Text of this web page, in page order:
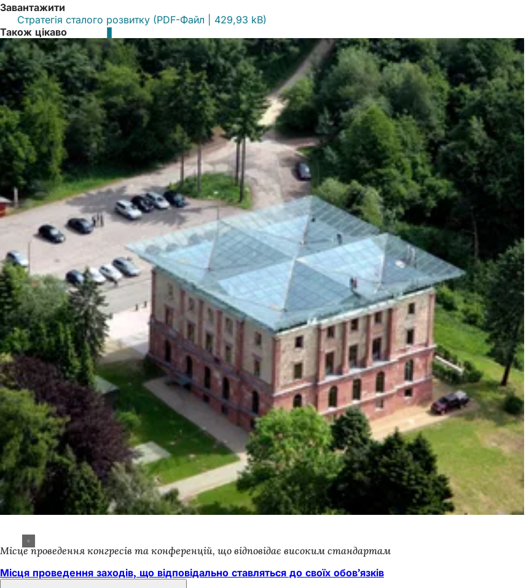
Завантажити
Стратегія сталого розвитку PDF-Файл
429,93 kB
Також цікаво
Місце проведення конгресів та конференцій, що відповідає високим стандартам
Місця проведення заходів, що відповідально ставляться до своїх обов’язків